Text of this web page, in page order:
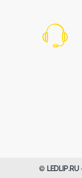
© LEDLIP.RU